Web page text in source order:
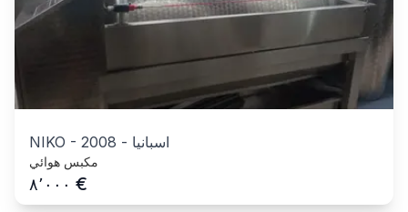
NIKO - 2008 - اسبانيا
مكبس هوائي
٨٬٠٠٠ €